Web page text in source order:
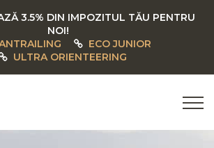
3.5% DIN IMPOZITUL TĂU PENTRU
NOI!
ECO JUNIOR
ULTRA ORIENTEERING